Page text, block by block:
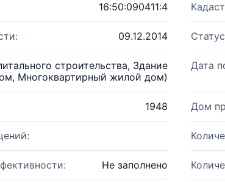
16:50:090411:4
09.12.2014
строительства, Здание
Многоквартирный жилой дом)
Дата
1948 Дом
Не заполнено